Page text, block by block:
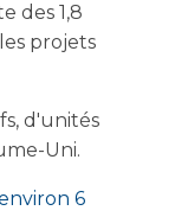
des 1,8
projets
d'unités
Uni.
6